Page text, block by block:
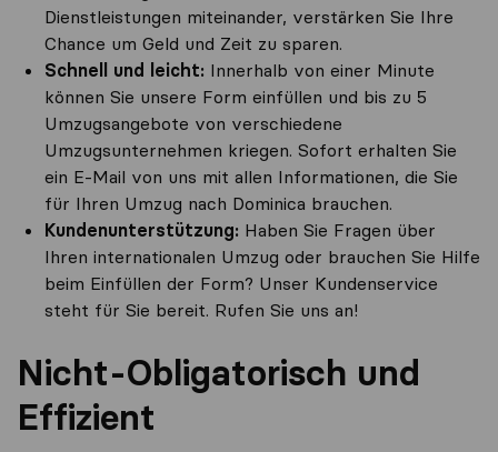
Dienstleistungen miteinander, verstärken Sie Ihre
Chance um Geld und Zeit zu sparen.
Schnell und leicht: Innerhalb von einer Minute
können Sie unsere Form einfüllen und bis zu 5
Umzugsangebote von verschiedene
Umzugsunternehmen kriegen. Sofort erhalten Sie
ein E-Mail von uns mit allen Informationen, die Sie
für Ihren Umzug nach Dominica brauchen.
Kundenunterstützung: Haben Sie Fragen über
Ihren internationalen Umzug oder brauchen Sie Hilfe
beim Einfüllen der Form? Unser Kundenservice
steht für Sie bereit. Rufen Sie uns an!
Nicht-Obligatorisch und
Effizient